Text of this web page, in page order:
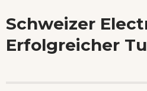
Schweizer
Erfolgreicher